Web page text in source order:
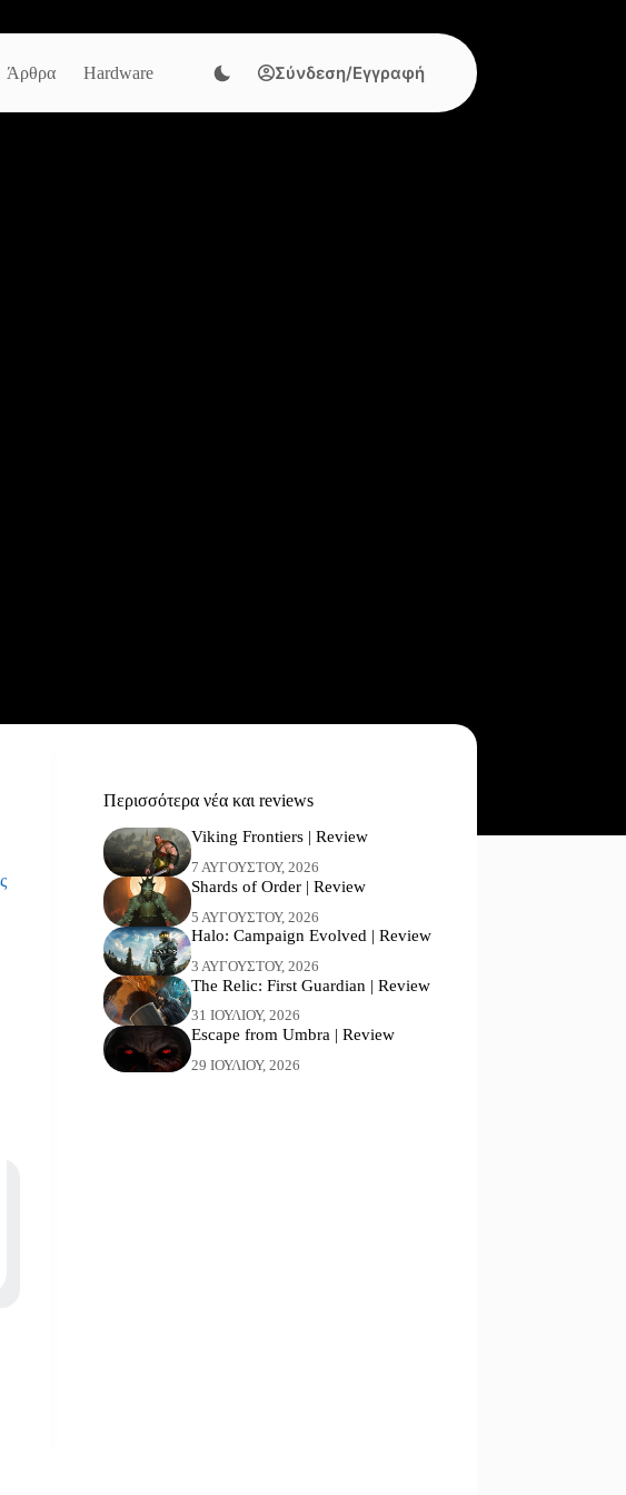
Άρθρα Hardware Σύνδεση/Εγγραφή
Περισσότερα νέα και reviews
Viking Frontiers | Review
7 ΑΥΓΟΎΣΤΟΥ, 2026
Shards of Order | Review
5 ΑΥΓΟΎΣΤΟΥ, 2026
Halo: Campaign Evolved | Review
3 ΑΥΓΟΎΣΤΟΥ, 2026
The Relic: First Guardian | Review
31 ΙΟΥΛΊΟΥ, 2026
Escape from Umbra | Review
29 ΙΟΥΛΊΟΥ, 2026